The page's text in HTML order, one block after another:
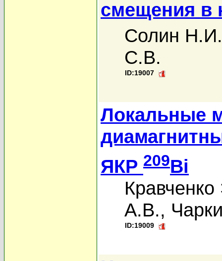
смещения в
Солин Н.И.
С.В.
ID:19007
Локальные
ЯКР 209Bi
А.В.,
ID:19009